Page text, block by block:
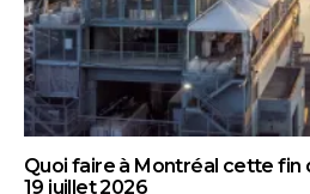
Quoi faire à Montréal cette fin
19 juillet 2026